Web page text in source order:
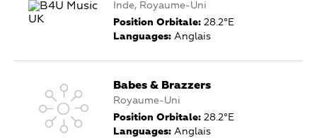
Inde, Royaume-Uni
Position Orbitale: 28.2°E
Languages: Anglais
Babes & Brazzers
Royaume-Uni
Position Orbitale: 28.2°E
Languages: Anglais